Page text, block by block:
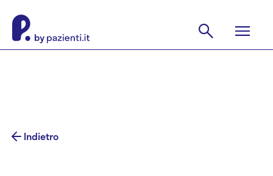
Indietro